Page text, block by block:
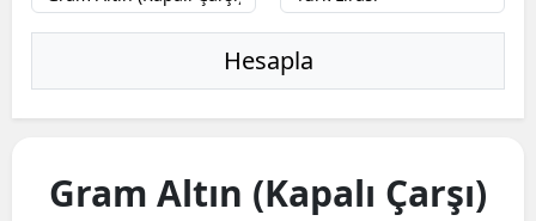
Hesapla
Gram Altın (Kapalı Çarşı)